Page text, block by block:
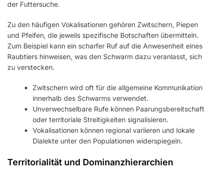
der Futtersuche.
Zu den häufigen Vokalisationen gehören Zwitschern, Piepen
und Pfeifen, die jeweils spezifische Botschaften übermitteln.
Zum Beispiel kann ein scharfer Ruf auf die Anwesenheit eines
Raubtiers hinweisen, was den Schwarm dazu veranlasst, sich
zu verstecken.
Zwitschern wird oft für die allgemeine Kommunikation
innerhalb des Schwarms verwendet.
Unverwechselbare Rufe können Paarungsbereitschaft
oder territoriale Streitigkeiten signalisieren.
Vokalisationen können regional variieren und lokale
Dialekte unter den Populationen widerspiegeln.
Territorialität und Dominanzhierarchien